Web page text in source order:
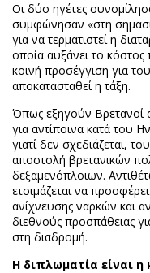
Οι δύο ηγέτες
συμφώνησαν «στη
για να τερματιστεί η
οποία αυξάνει το
κοινή προσέγγιση για
αποκατασταθεί η τάξη.
Όπως εξηγούν Βρετανοί
για αντίποινα κατά του
γιατί δεν σχεδιάζεται,
αποστολή βρετανικών
δεξαμενόπλοιων.
ετοιμάζεται να
ανίχνευσης ναρκών και
διεθνούς προσπάθειας
στη διαδρομή.
Η διπλωματία είναι η